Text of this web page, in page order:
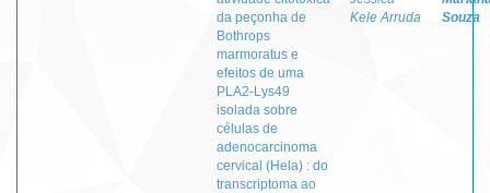
da peçonha de
Bothrops
marmoratus e
efeitos de uma
PLA2-Lys49
isolada sobre
células de
adenocarcinoma
cervical (Hela) : do
transcriptoma ao
Kele Arruda
Souza